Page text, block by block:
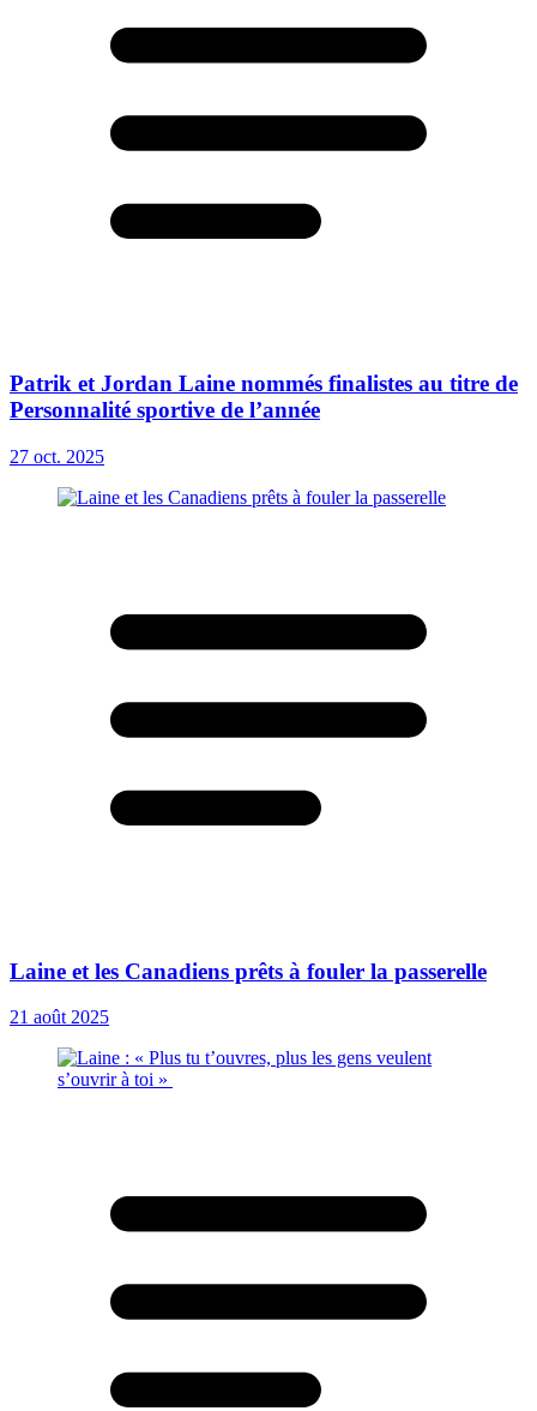
Patrik et Jordan Laine nommés finalistes au titre de
Personnalité sportive de l’année
27 oct. 2025
Laine et les Canadiens prêts à fouler la passerelle
21 août 2025